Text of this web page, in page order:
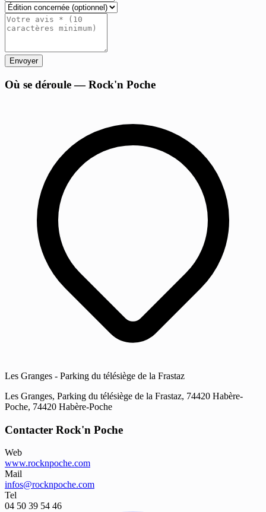
Envoyer
Où se déroule — Rock'n Poche
Les Granges - Parking du télésiège de la Frastaz
Les Granges, Parking du télésiège de la Frastaz, 74420 Habère-
Poche, 74420 Habère-Poche
Contacter Rock'n Poche
Web
www.rocknpoche.com
Mail
infos@rocknpoche.com
Tel
04 50 39 54 46